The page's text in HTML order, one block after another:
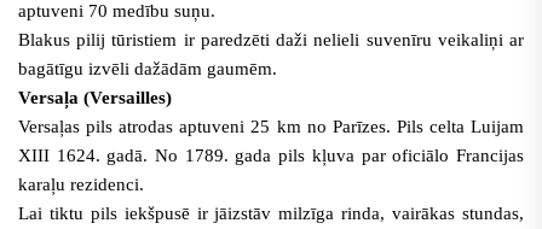
aptuveni 70 medību suņu.
Blakus pilij tūristiem ir paredzēti daži nelieli suvenīru veikaliņi ar
bagātīgu izvēli dažādām gaumēm.
Versaļa (Versailles)
Versaļas pils atrodas aptuveni 25 km no Parīzes. Pils celta Luijam
XIII 1624. gadā. No 1789. gada pils kļuva par oficiālo Francijas
karaļu rezidenci.
Lai tiktu pils iekšpusē ir jāizstāv milzīga rinda, vairākas stundas,